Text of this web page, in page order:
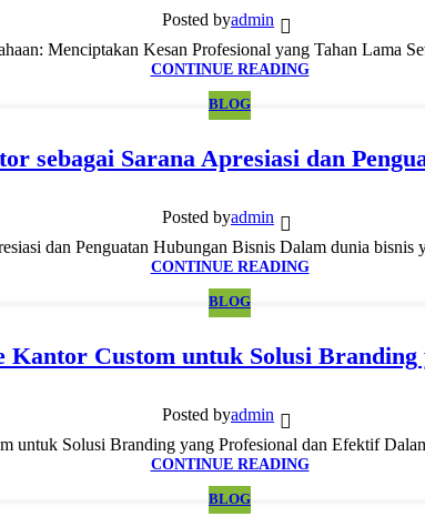
Posted byadmin
Menciptakan Kesan Profesional yang Tahan Lama
CONTINUE READING
BLOG
sebagai Sarana Apresiasi dan
Posted byadmin
dan Penguatan Hubungan Bisnis Dalam dunia
CONTINUE READING
BLOG
Kantor Custom untuk Solusi
Posted byadmin
untuk Solusi Branding yang Profesional dan Efektif
CONTINUE READING
BLOG